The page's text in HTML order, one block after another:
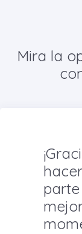
Mira la